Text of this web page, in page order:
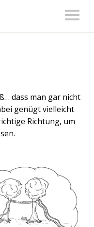
dass man gar nicht
genügt vielleicht
Richtung, um